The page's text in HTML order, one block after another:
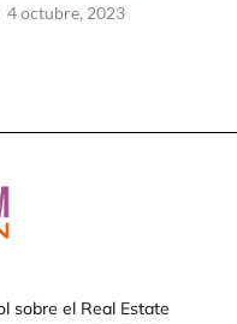
4 octubre, 2023
sobre el Real Estate